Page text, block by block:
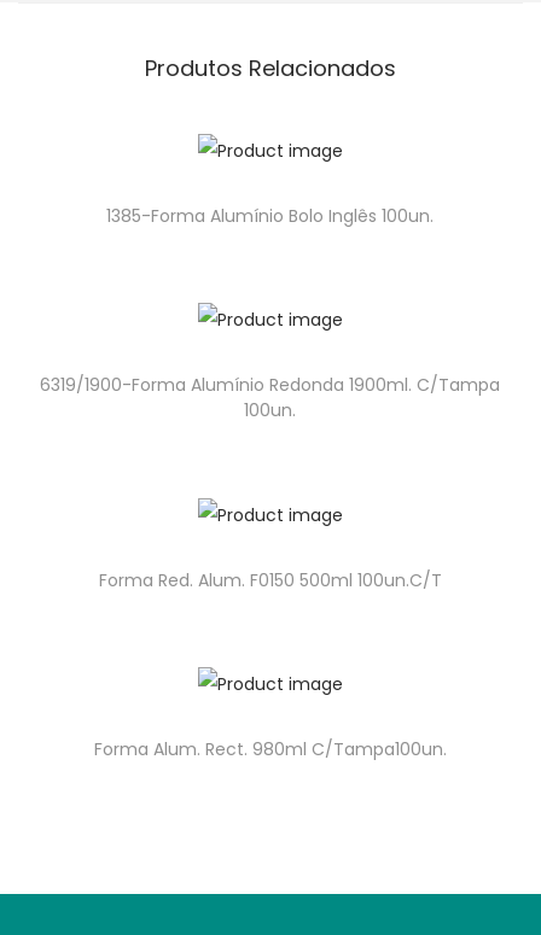
Produtos Relacionados
1385-Forma Alumínio Bolo Inglês 100un.
6319/1900-Forma Alumínio Redonda 1900ml. C/Tampa
100un.
Forma Red. Alum. F0150 500ml 100un.C/T
Forma Alum. Rect. 980ml C/Tampa100un.